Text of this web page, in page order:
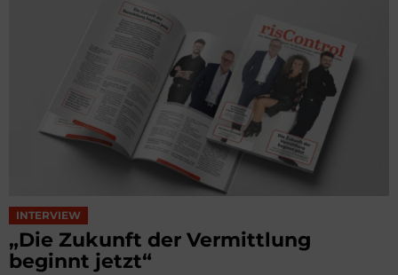
INTERVIEW
„Die Zukunft der Vermittlung
beginnt jetzt“